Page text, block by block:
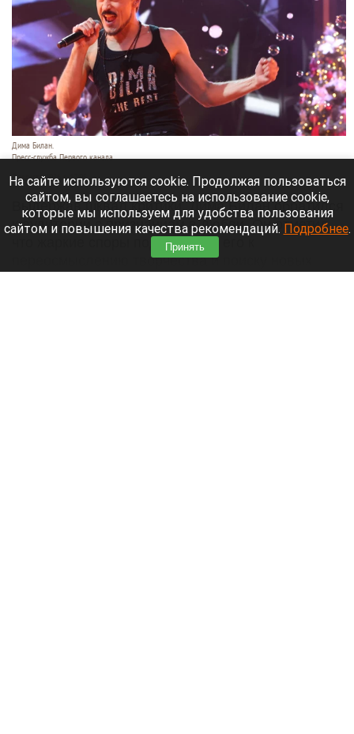
Дима Билан.
Пресс-служба Первого канала.
7 августа 2026 в 17:05
Выдержав шквал критики, Дима Билан обратился
к аудитории с признанием в любви. Он отметил,
что жаркие споры подтолкнули его к
переосмыслению творчества и поиску новых
На сайте используются cookie. Продолжая пользоваться
сайтом, вы соглашаетесь на использование cookie,
которые мы используем для удобства пользования
сайтом и повышения качества рекомендаций. Подробнее.
Принять